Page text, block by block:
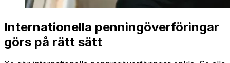
Internationella penningöverföringar
görs på rätt sätt